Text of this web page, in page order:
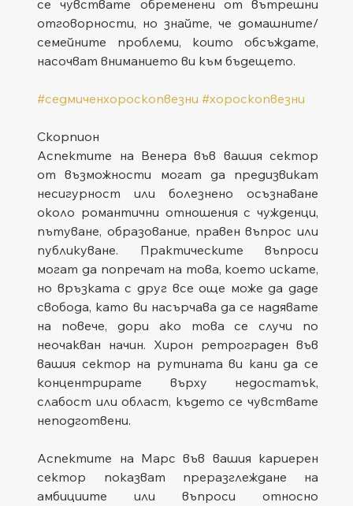
се чувствате обременени от вътрешни
отговорности, но знайте, че домашните/
семейните проблеми, които обсъждате,
насочват вниманието ви към бъдещето.
#седмиченхороскопвезни #хороскопвезни
Скорпион
Аспектите на Венера във вашия сектор
от възможности могат да предизвикат
несигурност или болезнено осъзнаване
около романтични отношения с чужденци,
пътуване, образование, правен въпрос или
публикуване. Практическите въпроси
могат да попречат на това, което искате,
но връзката с друг все още може да даде
свобода, като ви насърчава да се надявате
на повече, дори ако това се случи по
неочакван начин. Хирон ретрограден във
вашия сектор на рутината ви кани да се
концентрирате върху недостатък,
слабост или област, където се чувствате
неподготвени.
Аспектите на Марс във вашия кариерен
сектор показват преразглеждане на
амбициите или въпроси относно